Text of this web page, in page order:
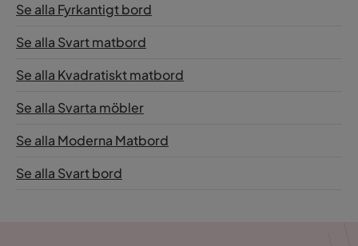
Se alla Fyrkantigt bord
Se alla Svart matbord
Se alla Kvadratiskt matbord
Se alla Svarta möbler
Se alla Moderna Matbord
Se alla Svart bord